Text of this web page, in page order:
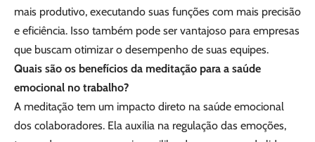
mais produtivo, executando suas funções com mais precisão
e eficiência. Isso também pode ser vantajoso para empresas
que buscam otimizar o desempenho de suas equipes.
Quais são os benefícios da meditação para a saúde
emocional no trabalho?
A meditação tem um impacto direto na saúde emocional
dos colaboradores. Ela auxilia na regulação das emoções,